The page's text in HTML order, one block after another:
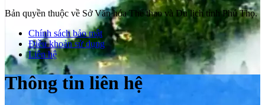
Bản quyền thuộc về Sở Văn hóa Thể thao và Du lịch tỉnh Phú Thọ.
Chính sách bảo mật
Điều khoản sử dụng
Liên hệ
Thông tin liên hệ